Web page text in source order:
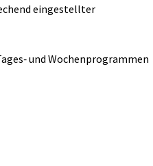
eingestellter
und Wochenprogrammen